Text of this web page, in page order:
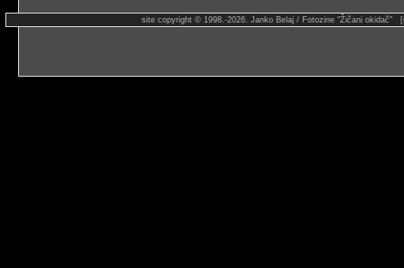
site copyright © 1998.-2026. Janko Belaj / Fotozine "Žičani okidač"